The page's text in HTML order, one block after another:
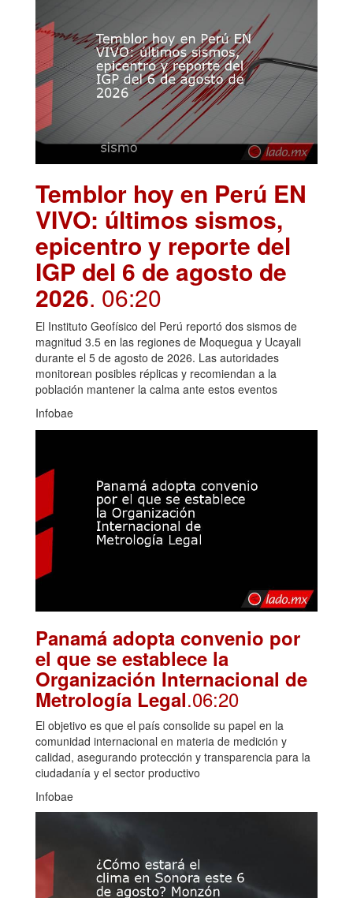
Temblor hoy en Perú EN
VIVO: últimos sismos,
epicentro y reporte del
IGP del 6 de agosto de
2026. 06:20
El Instituto Geofísico del Perú reportó dos sismos de
magnitud 3.5 en las regiones de Moquegua y Ucayali
durante el 5 de agosto de 2026. Las autoridades
monitorean posibles réplicas y recomiendan a la
población mantener la calma ante estos eventos
Infobae
Panamá adopta convenio por
el que se establece la
Organización Internacional de
Metrología Legal.06:20
El objetivo es que el país consolide su papel en la
comunidad internacional en materia de medición y
calidad, asegurando protección y transparencia para la
ciudadanía y el sector productivo
Infobae